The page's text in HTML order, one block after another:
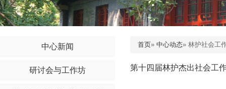
中心新闻
研讨会与工作坊
首页» 中心动态» 林护社会工
第十四届林护杰出社会工